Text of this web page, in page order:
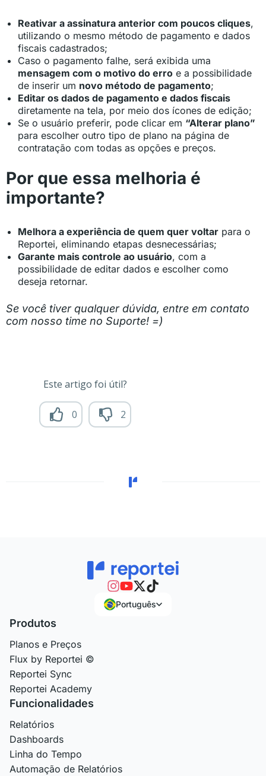
Reativar a assinatura anterior com poucos cliques,
utilizando o mesmo método de pagamento e dados
fiscais cadastrados;
Caso o pagamento falhe, será exibida uma
mensagem com o motivo do erro e a possibilidade
de inserir um novo método de pagamento;
Editar os dados de pagamento e dados fiscais
diretamente na tela, por meio dos ícones de edição;
Se o usuário preferir, pode clicar em “Alterar plano”
para escolher outro tipo de plano na página de
contratação com todas as opções e preços.
Por que essa melhoria é
importante?
Melhora a experiência de quem quer voltar para o
Reportei, eliminando etapas desnecessárias;
Garante mais controle ao usuário, com a
possibilidade de editar dados e escolher como
deseja retornar.
Se você tiver qualquer dúvida, entre em contato
com nosso time no Suporte! =)
Este artigo foi útil?
0 2
Português
Produtos
Planos e Preços
Flux by Reportei ©
Reportei Sync
Reportei Academy
Funcionalidades
Relatórios
Dashboards
Linha do Tempo
Automação de Relatórios